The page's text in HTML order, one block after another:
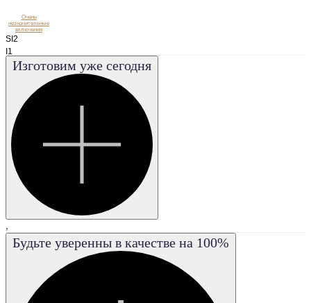
Очень
незначительные
включения
SI2
I1
VVS1
VVS2
FL
Изготовим уже сегодня
,
Будьте уверенны в качестве на 100%